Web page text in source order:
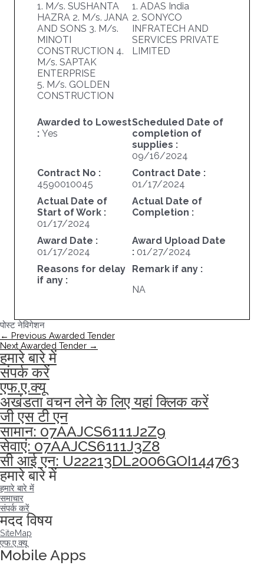
1. M/s. SUSHANTA
HAZRA 2. M/s. JANA
AND SONS 3. M/s.
MINOTI
CONSTRUCTION 4.
M/s. SAPTAK
ENTERPRISE
5. M/s. GOLDEN
CONSTRUCTION
1. ADAS India
2. SONYCO
INFRATECH AND
SERVICES PRIVATE
LIMITED
Awarded to Lowest
: Yes
Scheduled Date of
completion of
supplies :
09/16/2024
Contract No :
4590010045
Contract Date :
01/17/2024
Actual Date of
Start of Work :
01/17/2024
Actual Date of
Completion :
Award Date :
01/17/2024
Award Upload Date
: 01/27/2024
Reasons for delay
if any :
Remark if any :
NA
पोस्ट नेविगेशन
← Previous Awarded Tender
Next Awarded Tender →
हमारे बारे में
संपर्क करें
एफ.ए.क्यू
अखंडता वचन लेने के लिए यहां क्लिक करें
जी एस टी एन
सामान: 07AAJCS6111J2Z9
सेवाएं: 07AAJCS6111J3Z8
सी आई एन: U22213DL2006GOI144763
हमारे बारे में
हमारे बारे में
समाचार
संपर्क करें
मदद विषय
SiteMap
एफ.ए.क्यू
Mobile Apps